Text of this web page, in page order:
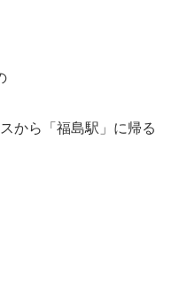
から「福島駅」に帰る